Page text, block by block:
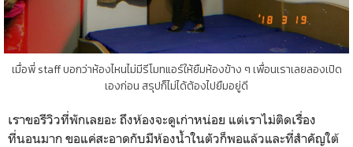
เมื่อพี่ staff บอกว่าห้องไหนไม่มีรีโมทแอร์ให้ยืมห้องข้าง ๆ เพื่อนเราเลยลองเปิด
เองก่อน สรุปก็ไม่ได้ต้องไปยืมอยู่ดี
เราขอรีวิวที่พักเลยอะ ถึงห้องจะดูเก่าหน่อย แต่เราไม่ติดเรื่อง
ที่นอนมาก ขอแค่สะอาดกับมีห้องน้ำในตัวก็พอแล้วและที่สำคัญใต้